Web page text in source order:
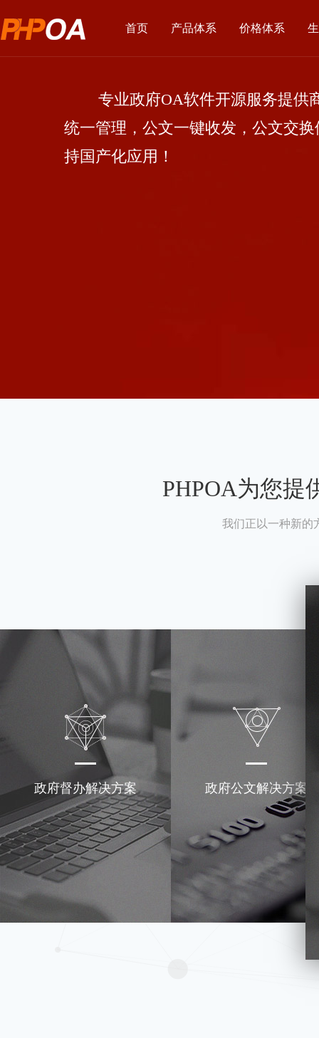
首页 产品体系 价格体系
专业政府OA软件开源服务提供商
统一管理，公文一键收发，公文交
持国产化应用！
PHPOA为您提
我们正以一种新的
政府督办解决方案 政府公文解决方案